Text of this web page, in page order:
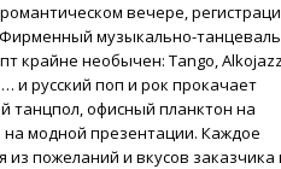
вечере,
музыкально-
крайне необычен: Tango,
и русский поп и рок прокачает
танцпол, офисный планктон на
модной презентации. Каждое
пожеланий и вкусов заказчика